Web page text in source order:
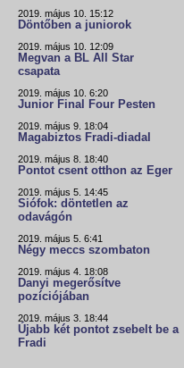
2019. május 10. 15:12
Döntőben a juniorok
2019. május 10. 12:09
Megvan a BL All Star
csapata
2019. május 10. 6:20
Junior Final Four Pesten
2019. május 9. 18:04
Magabiztos Fradi-diadal
2019. május 8. 18:40
Pontot csent otthon az Eger
2019. május 5. 14:45
Siófok: döntetlen az
odavágón
2019. május 5. 6:41
Négy meccs szombaton
2019. május 4. 18:08
Danyi megerősítve
pozíciójában
2019. május 3. 18:44
Újabb két pontot zsebelt be a
Fradi